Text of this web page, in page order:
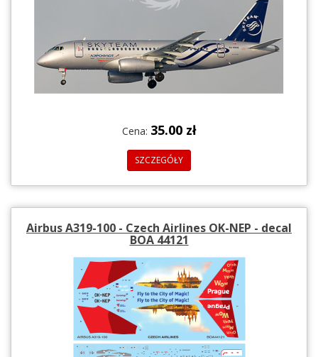
Cena: 35.00 zł
SZCZEGÓŁY
Airbus A319-100 - Czech Airlines OK-NEP - decal
BOA 44121